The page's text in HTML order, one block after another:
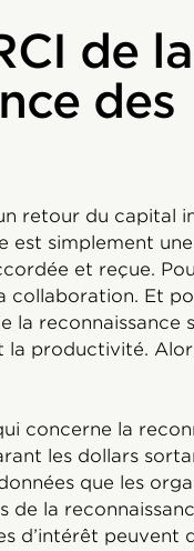
de la
des
retour du capital
est simplement
et reçue.
collaboration. Et
la reconnaissance
la productivité.
concerne la
les dollars
que les
la
d’intérêt peuvent